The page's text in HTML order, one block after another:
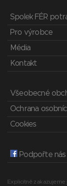
Spolek FÉR
Pro výrobce
Média
Kontakt
Všeobecné
Ochrana
Cookies
Podpořte
Explicitně